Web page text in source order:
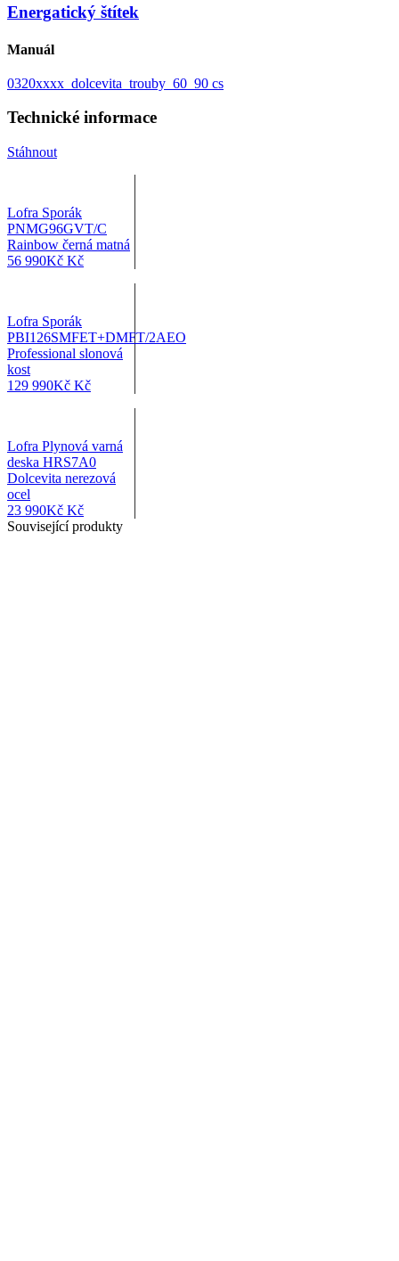
Energatický štítek
Manuál
0320xxxx_dolcevita_trouby_60_90 cs
Technické informace
Stáhnout
Lofra Sporák
PNMG96GVT/C
Rainbow černá matná
56 990Kč Kč
Lofra Sporák
PBI126SMFET+DMFT/2AEO
Professional slonová
kost
129 990Kč Kč
Lofra Plynová varná
deska HRS7A0
Dolcevita nerezová
ocel
23 990Kč Kč
Související produkty